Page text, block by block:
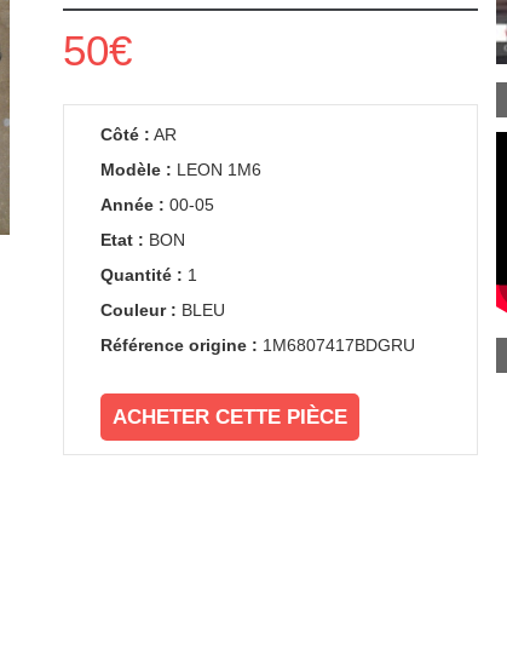
50€
Côté : AR
Modèle : LEON 1M6
Année : 00-05
Etat : BON
Quantité : 1
Couleur : BLEU
Référence origine : 1M6807417BDGRU
ACHETER CETTE PIÈCE